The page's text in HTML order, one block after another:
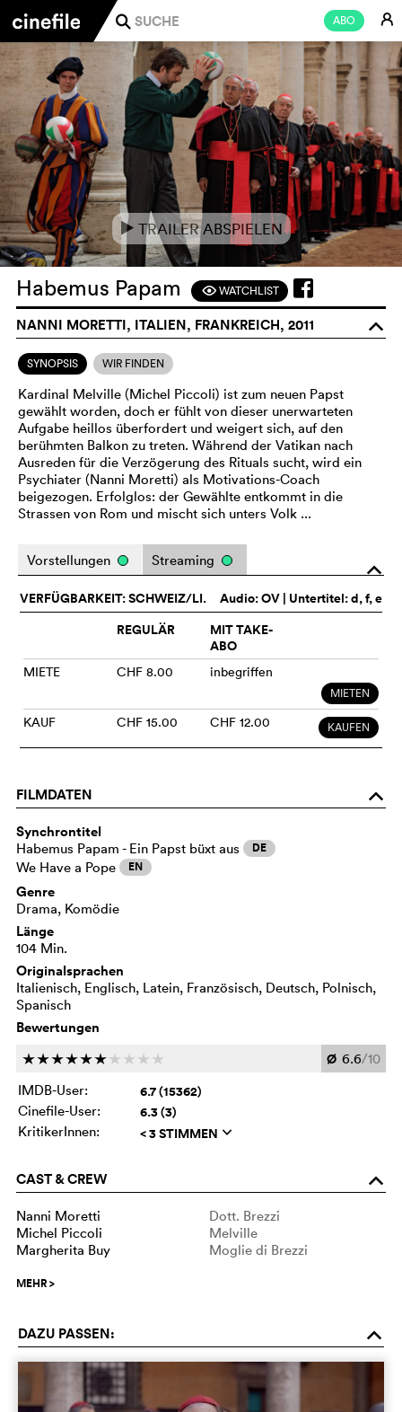
ABO E
j
e TRAILER ABSPIELEN
Habemus Papam FWATCHLIST
NANNI MORETTI, ITALIEN, FRANKREICH, 2011 o
SYNOPSIS WIR FINDEN
Kardinal Melville (Michel Piccoli) ist zum neuen Papst
gewählt worden, doch er fühlt von dieser unerwarteten
Aufgabe heillos überfordert und weigert sich, auf den
berühmten Balkon zu treten. Während der Vatikan nach
Ausreden für die Verzögerung des Rituals sucht, wird ein
Psychiater (Nanni Moretti) als Motivations-Coach
beigezogen. Erfolglos: der Gewählte entkommt in die
Strassen von Rom und mischt sich unters Volk ...
o
Vorstellungen Streaming
Audio:OV | Untertitel: d, f, e
VERFÜGBARKEIT: SCHWEIZ/LI.
REGULÄR
MIT TAKE-
ABO
MIETE CHF 8.00 inbegriffen
MIETEN
KAUF CHF 15.00 CHF 12.00 KAUFEN
FILMDATEN o
Synchrontitel
Habemus Papam - Ein Papst büxt aus DE
We Have a Pope EN
Genre
Drama, Komödie
Länge
104 Min.
Originalsprachen
Italienisch, Englisch, Latein, Französisch, Deutsch, Polnisch,
Spanisch
Bewertungen
cccccc c c c c Ø 6.6/10
IMDB-User:
6.7 (15362)
Cinefile-User: 6.3 (3)
KritikerInnen: < 3 STIMMEN q
CAST & CREW o
Nanni Moretti
Dott. Brezzi
Michel Piccoli
Melville
Margherita Buy
Moglie di Brezzi
MEHR>
DAZU PASSEN: o